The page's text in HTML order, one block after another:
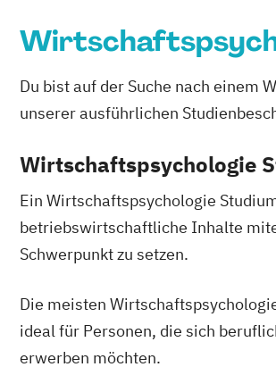
Digitale Transformation Diätetik
E-Beratung in der Pädagogik E-
Elektrotechnik Engineering (DE/EN)
Entrepreneurship (DE/EN)
Beratung und Personalentwicklung
Facility
Accounting und Taxation (DE/EN)
Finanzmanagement für Bankkaufleute
Fitnessökonomie Game Design
Gesundheits- und Pflegepädagogik
Gesundheitsmanagement
Gesundheitspädagogik
Du bist auf der Suche nach einem
unserer ausführlichen
Wirtschaftspsychologie
Ein Wirtschaftspsychologie
betriebswirtschaftliche Inhalte
Schwerpunkt zu setzen.
Die meisten
ideal für Personen, die sich
erwerben möchten.